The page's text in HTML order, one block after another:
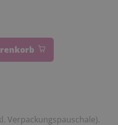
Verpackungspauschale).